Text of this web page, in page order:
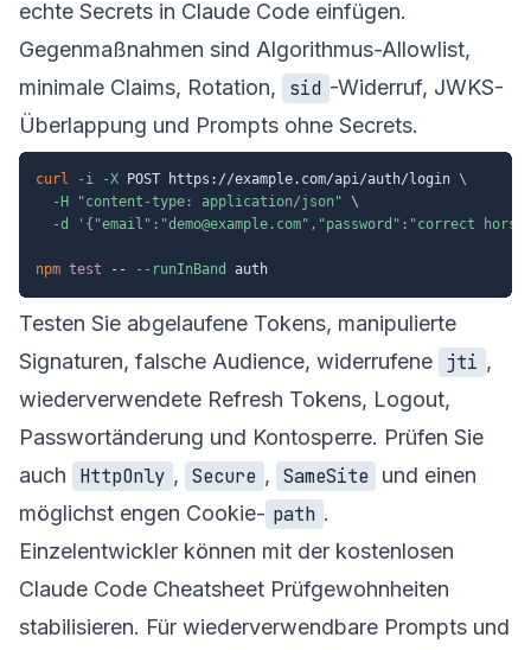
echte Secrets in Claude Code einfügen.
Gegenmaßnahmen sind Algorithmus-Allowlist,
minimale Claims, Rotation,
sid -Widerruf, JWKS-
Überlappung und Prompts ohne Secrets.
curl -i -X POST https://example.com/api/auth/login \
-H
"content-type: application/json" \
-d
'{"email":"demo@example.com","password":"correct
npm test -- --runInBand
Testen Sie abgelaufene Tokens, manipulierte
Signaturen, falsche Audience, widerrufene
jti ,
wiederverwendete Refresh Tokens, Logout,
Passwortänderung und Kontosperre. Prüfen Sie
auch
HttpOnly , Secure , SameSite
und einen
möglichst engen Cookie- path .
Einzelentwickler können mit der kostenlosen
Claude Code Cheatsheet Prüfgewohnheiten
stabilisieren. Für wiederverwendbare Prompts und